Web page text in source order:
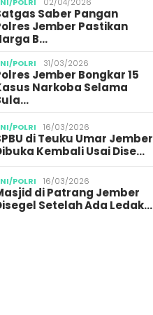
Saber Pangan
Jember Pastikan
B…
POLRI 31/03/2026
Jember Bongkar 15
Narkoba Selama
POLRI 16/03/2026
di Teuku Umar Jember
Kembali Usai Dise…
POLRI 16/03/2026
di Patrang Jember
Setelah Ada Ledak…